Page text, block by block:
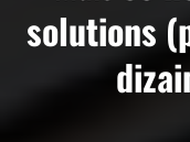
solutions